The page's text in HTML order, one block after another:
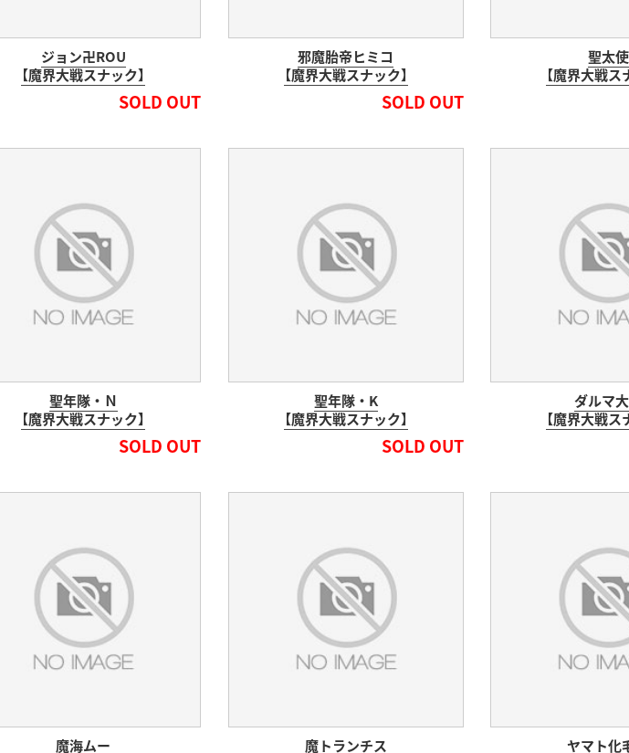
ジョン卍ROU
【魔界大戦スナック】
SOLD OUT
邪魔胎帝ヒミコ
【魔界大戦スナック】
SOLD OUT
聖太使
【魔界大戦ス
聖年隊・Ｎ
【魔界大戦スナック】
SOLD OUT
聖年隊・K
【魔界大戦スナック】
SOLD OUT
ダルマ
【魔界大戦ス
魔海ムー
魔トランチス
ヤマト化